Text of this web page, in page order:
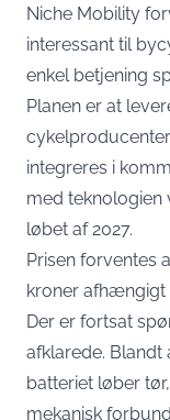
Niche Mobility
interessant til
enkel betjening
Planen er at
integreres i
med teknologien
løbet af 2027.
Prisen forventes
kroner afhængigt
Der er fortsat
afklarede. Blandt
batteriet løber
mekanisk